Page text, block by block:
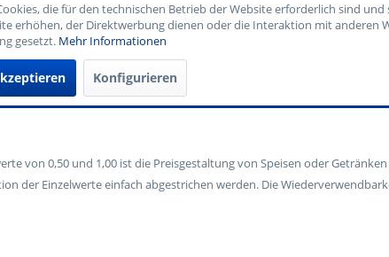
A7 Format (10,5 x 7,4 cm) mit übersichtlichen Wertfeldern zum leichten
eine hohe Stabilität, durch die auch schwebend gut beschriftet
ein individueller Stempel aufgebracht werden.
von 0,50 und 1,00 ist die Preisgestaltung von Speisen oder
der Einzelwerte einfach abgestrichen werden. Die
die für den technischen Betrieb der Website erforderlich sind
erhöhen, der Direktwerbung dienen oder die Interaktion mit anderen
gesetzt. Mehr Informationen
Konfigurieren